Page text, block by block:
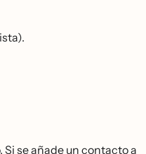
se añade un contacto a